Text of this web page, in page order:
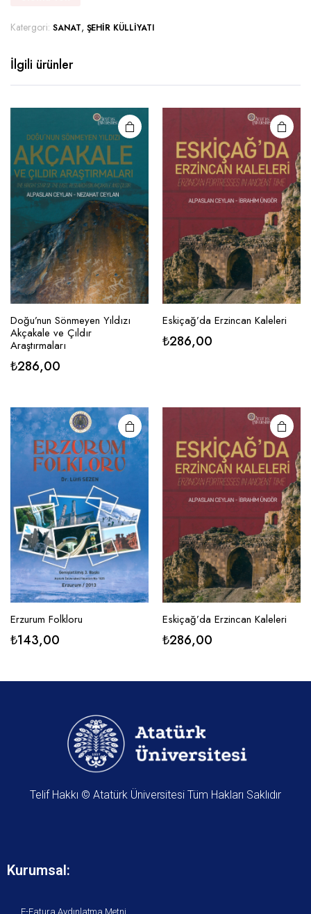
Katergori: SANAT, ŞEHIR KÜLLIYATI
İlgili ürünler
Doğu’nun Sönmeyen Yıldızı
Akçakale ve Çıldır
Araştırmaları
₺286,00
Eskiçağ’da Erzincan Kaleleri
₺286,00
Erzurum Folkloru
₺143,00
Eskiçağ’da Erzincan Kaleleri
₺286,00
Telif Hakkı © Atatürk Üniversitesi Tüm Hakları Saklıdır
Kurumsal:
E-Fatura Aydınlatma Metni